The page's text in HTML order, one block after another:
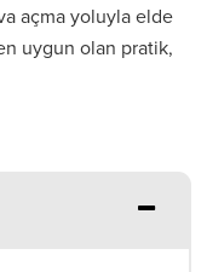
açma yoluyla elde
uygun olan pratik,